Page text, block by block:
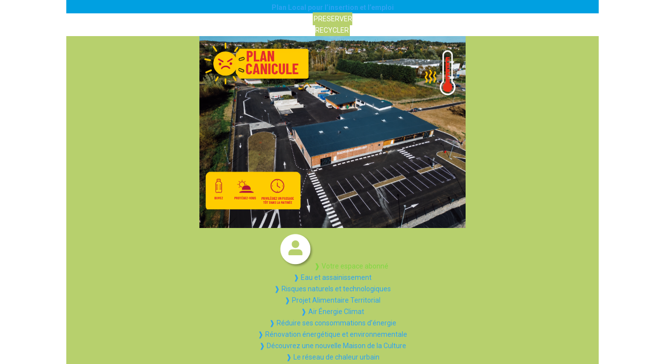
Plan Local pour l’insertion et l’emploi
PRESERVER
RECYCLER
❱ Votre espace abonné
❱ Eau et assainissement
❱ Risques naturels et technologiques
❱ Projet Alimentaire Territorial
❱ Air Énergie Climat
❱ Réduire ses consommations d’énergie
❱ Rénovation énergétique et environnementale
❱ Découvrez une nouvelle Maison de la Culture
❱ Le réseau de chaleur urbain